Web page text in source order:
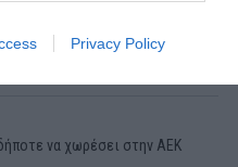
Privacy Policy
ιστορία της:Δεν έχουμε
να χωρέσει στην ΑΕΚ